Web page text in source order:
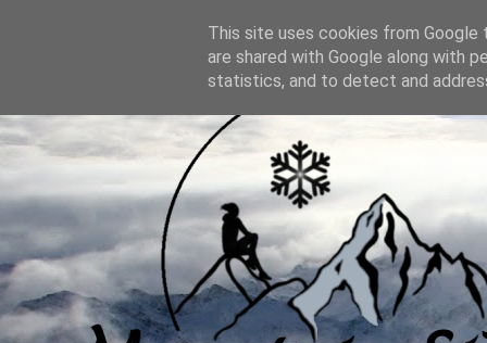
This site uses cookies from
are shared with Google along with
statistics, and to detect and